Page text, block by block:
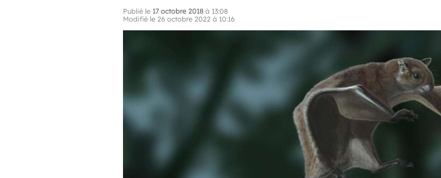
Publié le 17 octobre 2018 à 13:08
Modifié le 26 octobre 2022 à 10:16